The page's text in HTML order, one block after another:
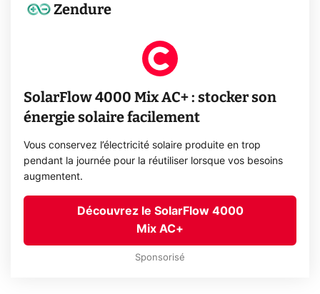
Zendure
SolarFlow 4000 Mix AC+ : stocker son
énergie solaire facilement
Vous conservez l’électricité solaire produite en trop
pendant la journée pour la réutiliser lorsque vos besoins
augmentent.
Découvrez le SolarFlow 4000
Mix AC+
Sponsorisé